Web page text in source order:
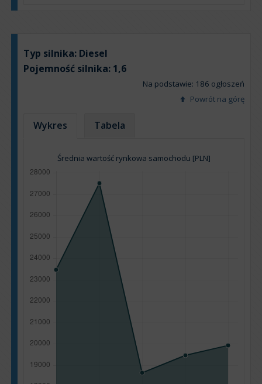
Typ silnika: Diesel
Pojemność silnika: 1,6
Na podstawie: 186 ogłoszeń
Powrót na górę
Wykres Tabela
Średnia wartość rynkowa samochodu [PLN]